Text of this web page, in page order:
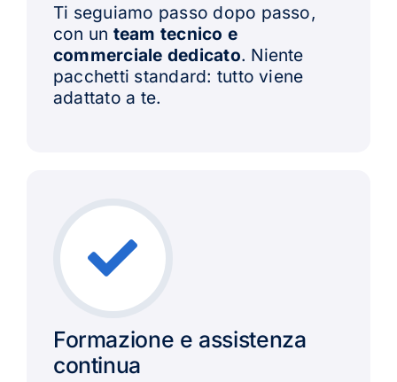
Ti seguiamo passo dopo passo,
con un team tecnico e
commerciale dedicato. Niente
pacchetti standard: tutto viene
adattato a te.
Formazione e assistenza
continua